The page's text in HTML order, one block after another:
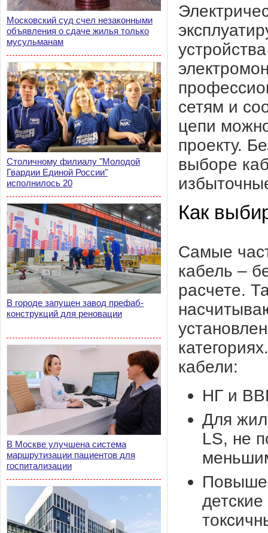
Московский суд счел незаконными
объявления о сдаче жилья только
мусульманам
Столичному филиалу "Молодой
Гвардии Единой России"
исполнилось 20
В городе запущен завод префаб-
конструкций для реновации
В Москве улучшена система
маршрутизации пациентов для
госпитализации
сетям и
цепи
проекту.
выборе
Как
Самые
кабель –
расчете.
кабели:
НГ и
Для
LS, не